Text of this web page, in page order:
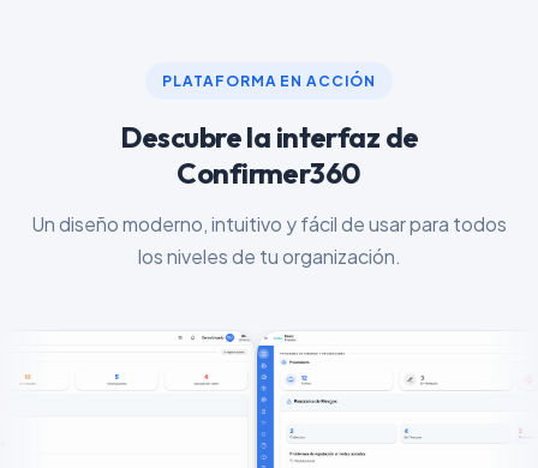
PLATAFORMA EN ACCIÓN
Descubre la interfaz de
Confirmer360
Un diseño moderno, intuitivo y fácil de usar para todos
los niveles de tu organización.